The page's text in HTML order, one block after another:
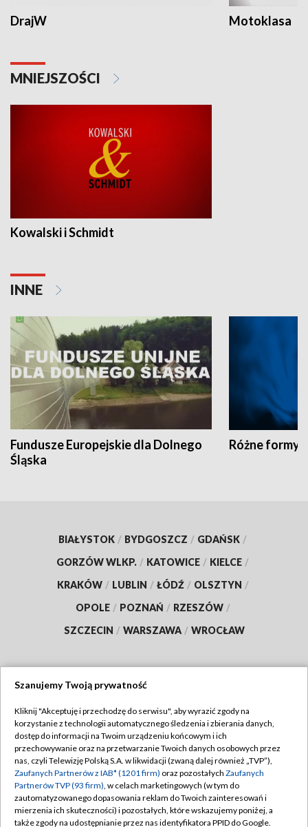
DrajW Motoklasa
MNIEJSZOŚCI
Kowalski i Schmidt
INNE
Fundusze Europejskie dla Dolnego
Śląska
Różne formy
BIAŁYSTOK / BYDGOSZCZ / GDAŃSK /
GORZÓW WLKP. / KATOWICE / KIELCE /
KRAKÓW / LUBLIN / ŁÓDŹ / OLSZTYN /
OPOLE / POZNAŃ / RZESZÓW /
SZCZECIN / WARSZAWA / WROCŁAW
TVP
Abonament TVP
Emisja w TVP
Centrum informacji TVP
Naziemna Telewizja Cyfrowa
Regulamin TVP
Polityka prywatności
Moje zgody
Pomoc
Szanujemy Twoją prywatność
Kliknij "Akceptuję i przechodzę do serwisu", aby wyrazić zgody na
korzystanie z technologii automatycznego śledzenia i zbierania danych,
dostęp do informacji na Twoim urządzeniu końcowym i ich
przechowywanie oraz na przetwarzanie Twoich danych osobowych przez
nas, czyli Telewizję Polską S.A. w likwidacji (zwaną dalej również „TVP”),
Zaufanych Partnerów z IAB* (1201 firm) oraz pozostałych Zaufanych
Partnerów TVP (93 firm), w celach marketingowych (w tym do
zautomatyzowanego dopasowania reklam do Twoich zainteresowań i
mierzenia ich skuteczności) i pozostałych, które wskazujemy poniżej, a
także zgody na udostępnianie przez nas identyfikatora PPID do Google.